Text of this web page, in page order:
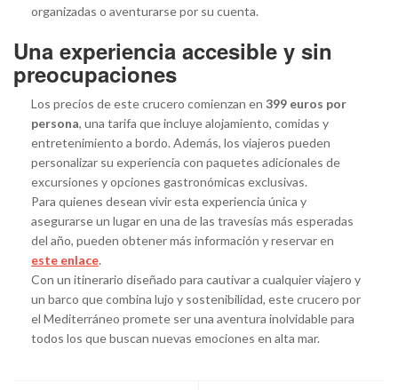
organizadas o aventurarse por su cuenta.
Una experiencia accesible y sin
preocupaciones
Los precios de este crucero comienzan en 399 euros por
persona, una tarifa que incluye alojamiento, comidas y
entretenimiento a bordo. Además, los viajeros pueden
personalizar su experiencia con paquetes adicionales de
excursiones y opciones gastronómicas exclusivas.
Para quienes desean vivir esta experiencia única y
asegurarse un lugar en una de las travesías más esperadas
del año, pueden obtener más información y reservar en
este enlace.
Con un itinerario diseñado para cautivar a cualquier viajero y
un barco que combina lujo y sostenibilidad, este crucero por
el Mediterráneo promete ser una aventura inolvidable para
todos los que buscan nuevas emociones en alta mar.